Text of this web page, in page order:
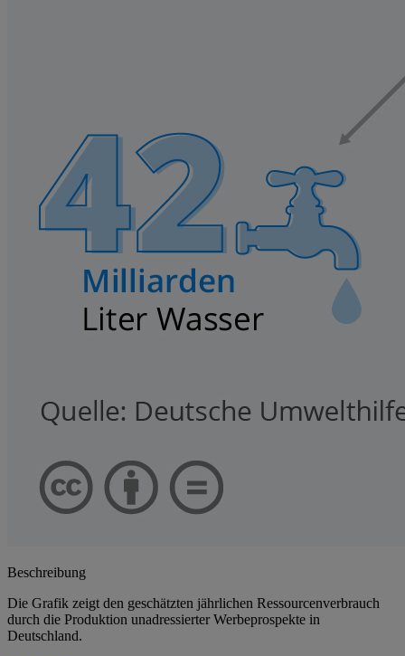
Beschreibung
Die Grafik zeigt den geschätzten jährlichen Ressourcenverbrauch
durch die Produktion unadressierter Werbeprospekte in
Deutschland.